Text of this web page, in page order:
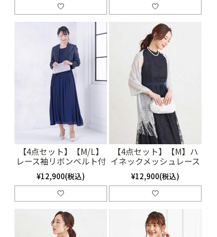
【4点セット】【M/L】
レース袖リボンベルト付
きロングドレス（ネイビ
ー）SET3362
¥12,900(税込)
【4点セット】【M】ハ
イネックメッシュレース
ドレス（ブラック）
(SET3230)
¥12,900(税込)